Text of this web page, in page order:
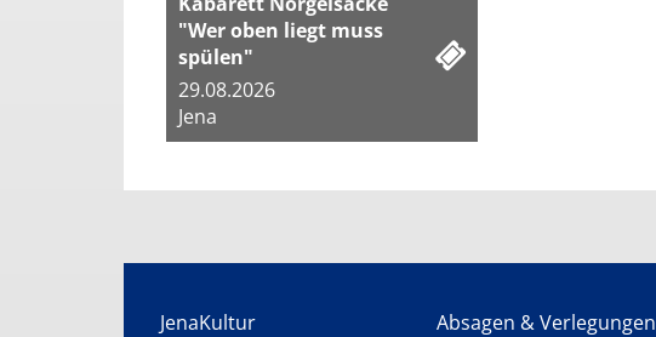
"Wer oben liegt muss
spülen"
29.08.2026
Jena
JenaKultur Absagen & Verlegungen